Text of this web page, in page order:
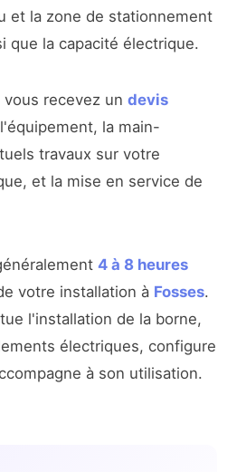
et la zone de stationnement
que la capacité électrique.
recevez un devis
la main-
travaux sur votre
et la mise en service de
4 à 8 heures
votre installation à Fosses.
l'installation de la borne,
électriques, configure
à son utilisation.